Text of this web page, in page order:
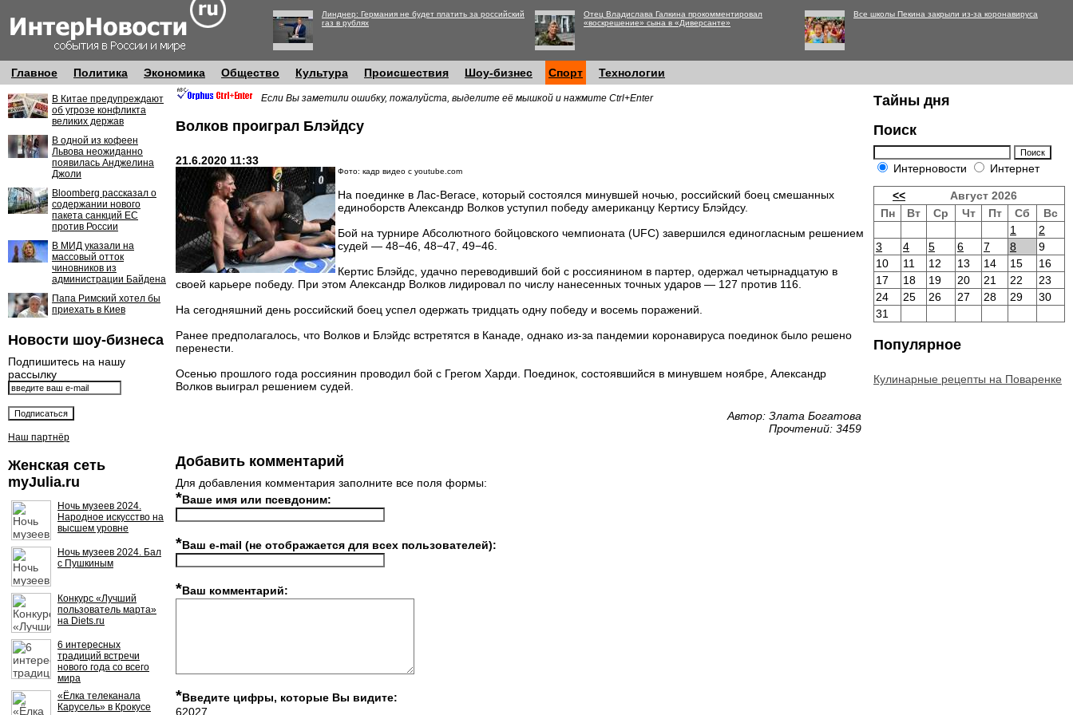
Линднер: Германия не будет платить за российский
газ в рублях
Отец Владислава Галкина прокомментировал
«воскрешение» сына в «Диверсанте»
Все школы Пекина закрыли из-за коронавируса
Главное Политика Экономика Общество Культура Происшествия Шоу-бизнес Спорт Технологии
В Китае предупреждают
об угрозе конфликта
великих держав
В одной из кофеен
Львова неожиданно
появилась Анджелина
Джоли
Bloomberg рассказал о
содержании нового
пакета санкций ЕС
против России
В МИД указали на
массовый отток
чиновников из
администрации Байдена
Папа Римский хотел бы
приехать в Киев
Новости шоу-бизнеса
Подпишитесь на нашу
рассылку
Наш партнёр
Женская сеть
myJulia.ru
Ночь музеев 2024.
Народное искусство на
высшем уровне
Ночь музеев 2024. Бал
с Пушкиным
Конкурс «Лучший
пользователь марта»
на Diets.ru
6 интересных
традиций встречи
нового года со всего
мира
«Ёлка телеканала
Карусель» в Крокусе
Если Вы заметили ошибку, пожалуйста, выделите её мышкой и нажмите Ctrl+Enter
Волков проиграл Блэйдсу
21.6.2020 11:33
Фото: кадр видео с youtube.com
На поединке в Лас-Вегасе, который состоялся минувшей ночью, российский боец смешанных
единоборств Александр Волков уступил победу американцу Кертису Блэйдсу.
Бой на турнире Абсолютного бойцовского чемпионата (UFC) завершился единогласным решением
судей — 48−46, 48−47, 49−46.
Кертис Блэйдс, удачно переводивший бой с россиянином в партер, одержал четырнадцатую в
своей карьере победу. При этом Александр Волков лидировал по числу нанесенных точных ударов — 127 против 116.
На сегодняшний день российский боец успел одержать тридцать одну победу и восемь поражений.
Ранее предполагалось, что Волков и Блэйдс встретятся в Канаде, однако из-за пандемии коронавируса поединок было решено
перенести.
Осенью прошлого года россиянин проводил бой с Грегом Харди. Поединок, состоявшийся в минувшем ноябре, Александр
Волков выиграл решением судей.
Автор: Злата Богатова
Прочтений: 3459
Добавить комментарий
Для добавления комментария заполните все поля формы:
*Ваше имя или псевдоним:
*Ваш e-mail (не отображается для всех пользователей):
*Ваш комментарий:
*Введите цифры, которые Вы видите:
62027
Тайны дня
Поиск
Интерновости Интернет
<<
Август 2026
Пн
Вт Ср Чт Пт Сб
Вс
1
2
3
4 5 6 7 8
9
10
11 12 13 14 15
16
17
18 19 20 21 22
23
24
25 26 27 28 29
30
31
Популярное
Кулинарные рецепты на Поваренке